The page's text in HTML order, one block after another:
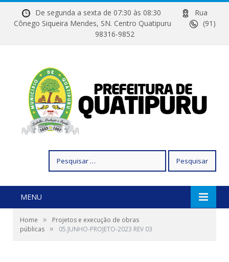
De segunda a sexta de 07:30 às 08:30
Rua
Cônego Siqueira Mendes, SN. Centro Quatipuru
(91)
98316-9852
por:
MENU
Home »
Projetos e execução de obras
públicas » 05.JUNHO-PROJETO-2023 REV 03